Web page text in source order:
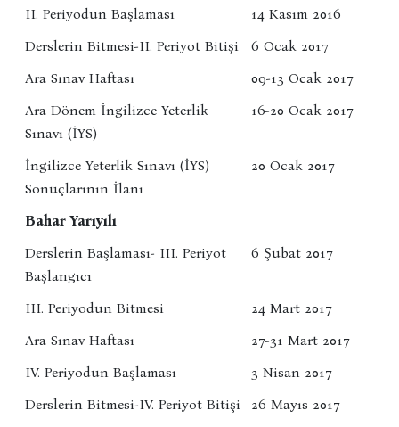
II. Periyodun Başlaması
14 Kasım 2016
Derslerin Bitmesi-II. Periyot Bitişi
6 Ocak 2017
Ara Sınav Haftası
09-13 Ocak 2017
Ara Dönem İngilizce Yeterlik
Sınavı (İYS)
16-20 Ocak 2017
İngilizce Yeterlik Sınavı (İYS)
Sonuçlarının İlanı
20 Ocak 2017
Bahar Yarıyılı
Derslerin Başlaması- III. Periyot
Başlangıcı
6 Şubat 2017
III. Periyodun Bitmesi
24 Mart 2017
Ara Sınav Haftası
27-31 Mart 2017
IV. Periyodun Başlaması
3 Nisan 2017
Derslerin Bitmesi-IV. Periyot Bitişi
26 Mayıs 2017